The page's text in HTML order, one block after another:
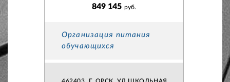
849 145 руб.
Организация питания
обучающихся